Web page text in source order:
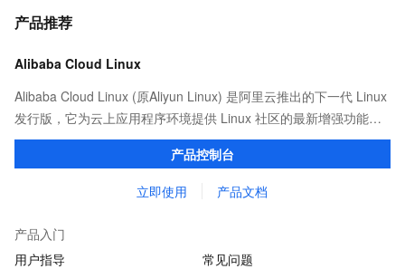
产品推荐
Alibaba Cloud Linux
Alibaba Cloud Linux (原Aliyun Linux) 是阿里云推出的下一代 Linux
发行版，它为云上应用程序环境提供 Linux 社区的最新增强功能，
在提供云上最佳用户体验的同时，也针对阿里云基础设施做了深度
产品控制台
立即使用 产品文档
产品入门
用户指导
常见问题